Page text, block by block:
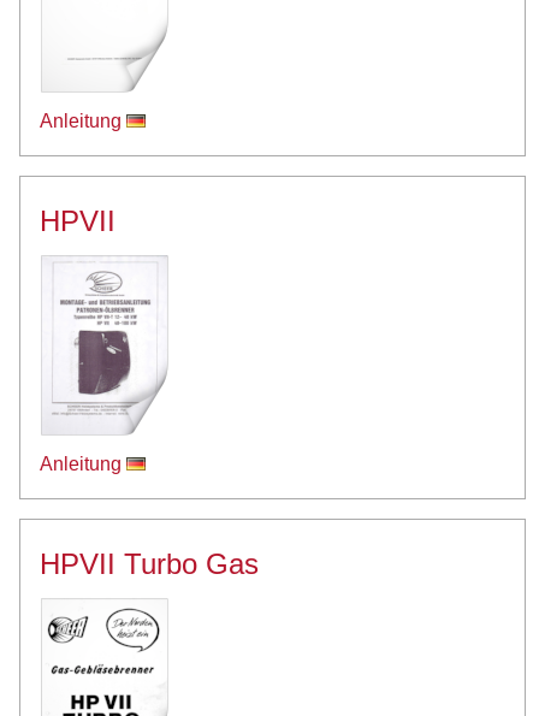
Anleitung
HPVII
Anleitung
HPVII Turbo Gas